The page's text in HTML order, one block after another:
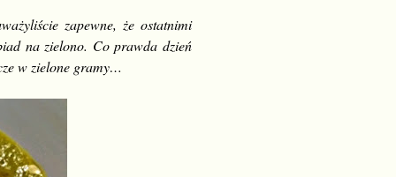
zapewne, że ostatnimi
na zielono. Co prawda dzień
w zielone gramy…